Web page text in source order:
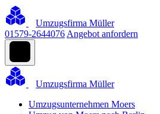
Umzugsfirma Müller
01579-2644076 Angebot anfordern
Umzugsfirma Müller
Umzugsunternehmen Moers